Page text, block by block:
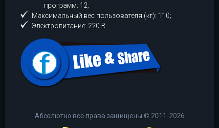
программ: 12;
Максимальный вес пользователя (кг): 110;
Электропитание: 220 В.
Абсолютно все права защищены © 2011-2026